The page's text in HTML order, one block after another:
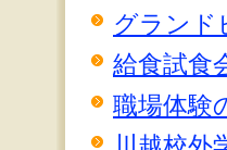
グランド
給食試食
職場体験